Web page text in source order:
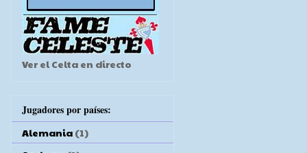
Ver el Celta en directo
Jugadores por países:
Alemania (1)